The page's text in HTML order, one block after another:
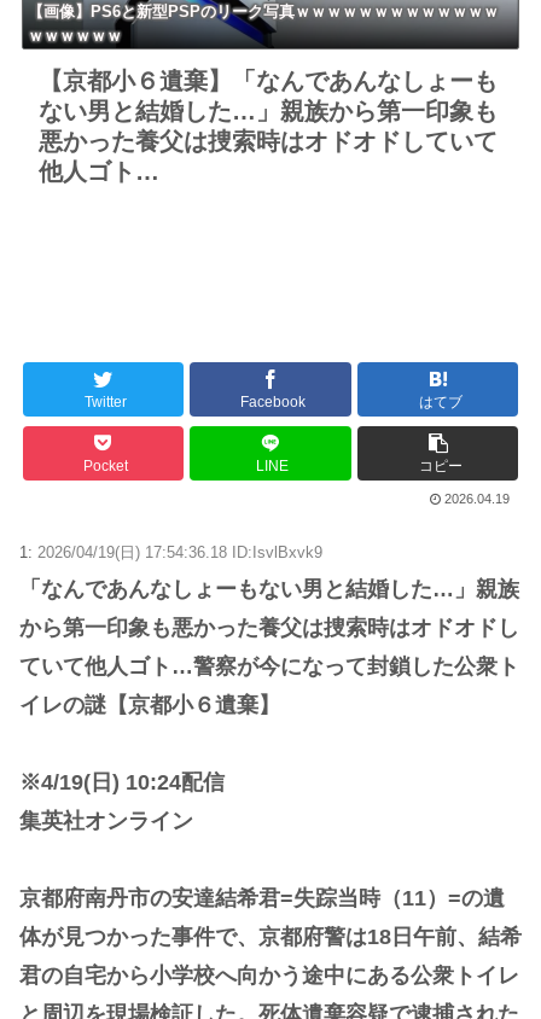
【画像】PS6と新型PSPのリーク写真ｗｗｗｗｗｗｗｗｗｗｗｗｗ
ｗｗｗｗｗｗ
【京都小６遺棄】「なんであんなしょーも
ない男と結婚した…」親族から第一印象も
悪かった養父は捜索時はオドオドしていて
他人ゴト…
Twitter Facebook はてブ
Pocket LINE コピー
2026.04.19
1: 2026/04/19(日) 17:54:36.18 ID:IsvlBxvk9
「なんであんなしょーもない男と結婚した…」親族
から第一印象も悪かった養父は捜索時はオドオドし
ていて他人ゴト…警察が今になって封鎖した公衆ト
イレの謎【京都小６遺棄】
※4/19(日) 10:24配信
集英社オンライン
京都府南丹市の安達結希君=失踪当時（11）=の遺
体が見つかった事件で、京都府警は18日午前、結希
君の自宅から小学校へ向かう途中にある公衆トイレ
と周辺を現場検証した。死体遺棄容疑で逮捕された